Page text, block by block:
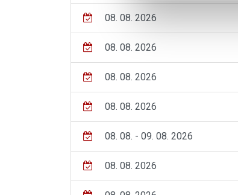
08. 08. 2026
08. 08. 2026
08. 08. 2026
08. 08. 2026
08. 08. - 09. 08. 2026
08. 08. 2026